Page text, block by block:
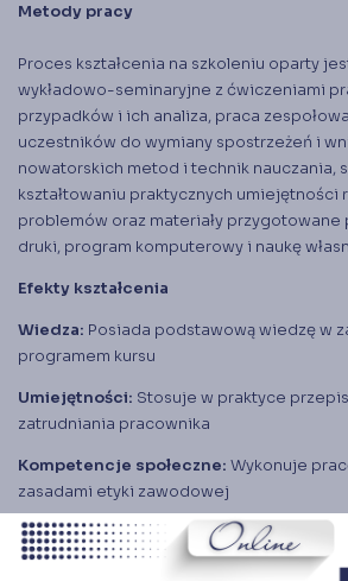
Metody pracy
Proces kształcenia na szkoleniu oparty
wykładowo-seminaryjne z ćwiczeniami
przypadków i ich analiza, praca
uczestników do wymiany spostrzeżeń i
nowatorskich metod i technik nauczania,
kształtowaniu praktycznych umiejętności
problemów oraz materiały przygotowane
druki, program komputerowy i naukę
Efekty kształcenia
Wiedza: Posiada podstawową wiedzę w
programem kursu
Umiejętności: Stosuje w praktyce
zatrudniania pracownika
Kompetencje społeczne: Wykonuje
zasadami etyki zawodowej
Warunki zaliczenia kursu